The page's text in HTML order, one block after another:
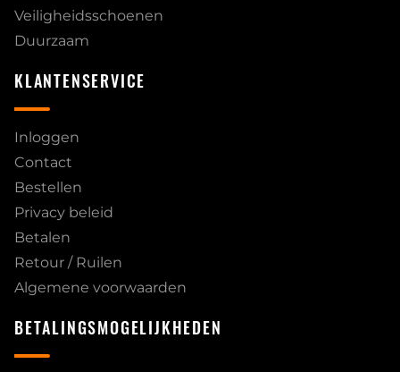
Veiligheidsschoenen
Duurzaam
KLANTENSERVICE
Inloggen
Contact
Bestellen
Privacy beleid
Betalen
Retour / Ruilen
Algemene voorwaarden
BETALINGSMOGELIJKHEDEN